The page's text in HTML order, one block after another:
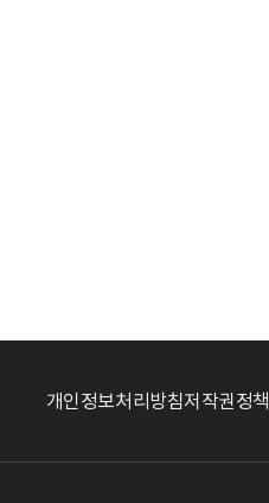
개인정보처리방침저작권정책